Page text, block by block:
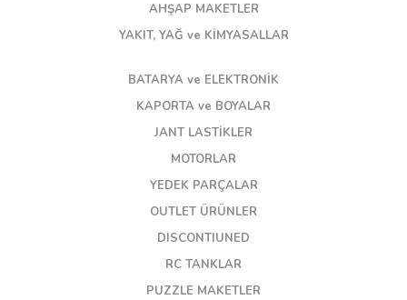
AHŞAP MAKETLER
YAKIT, YAĞ ve KİMYASALLAR
BATARYA ve ELEKTRONİK
KAPORTA ve BOYALAR
JANT LASTİKLER
MOTORLAR
YEDEK PARÇALAR
OUTLET ÜRÜNLER
DISCONTIUNED
RC TANKLAR
PUZZLE MAKETLER